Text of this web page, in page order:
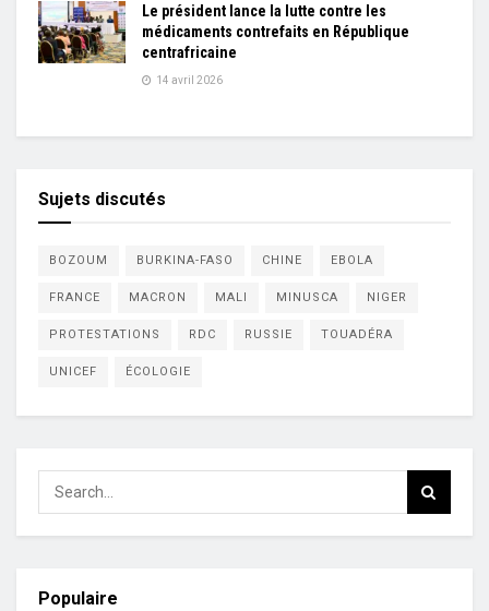
Le président lance la lutte contre les
médicaments contrefaits en République
centrafricaine
14 avril 2026
Sujets discutés
BOZOUM BURKINA-FASO CHINE EBOLA
FRANCE MACRON MALI MINUSCA NIGER
PROTESTATIONS RDC RUSSIE TOUADÉRA
UNICEF ÉCOLOGIE
Populaire